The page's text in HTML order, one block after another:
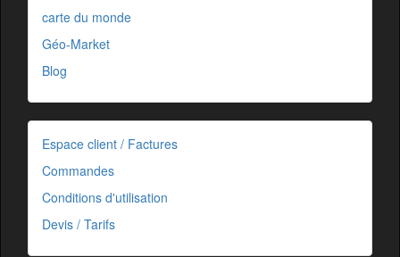
carte du monde
Géo-Market
Blog
Espace client / Factures
Commandes
Conditions d'utilisation
Devis / Tarifs